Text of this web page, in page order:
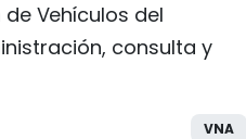
Vehículos del
consulta y
VNA